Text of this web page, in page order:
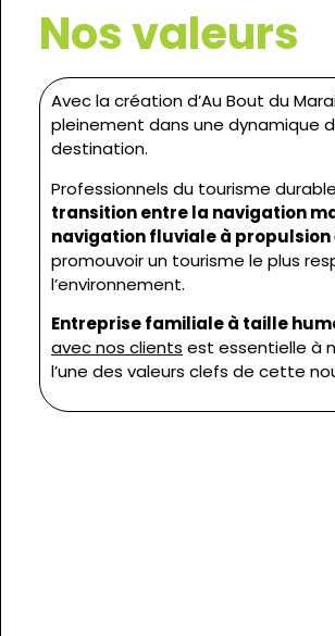
Nos valeurs
Avec la création d’Au Bout du
pleinement dans une dynamique
destination.
Professionnels du tourisme
transition entre la navigation
navigation fluviale à
promouvoir un tourisme le plus
l’environnement.
Entreprise familiale à taille
avec nos clients est essentielle à
l’une des valeurs clefs de cette